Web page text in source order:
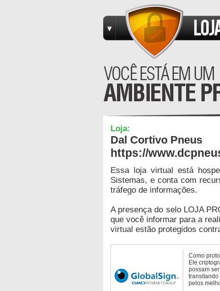
Loja:
Dal Cortivo Pneus
https://
Essa loja virtual está
Sistemas, e conta com
tráfego de informações.
A presença do selo LOJA
que você informar para a
virtual estão protegidos
Como
Ele
possam
transitando
pelos